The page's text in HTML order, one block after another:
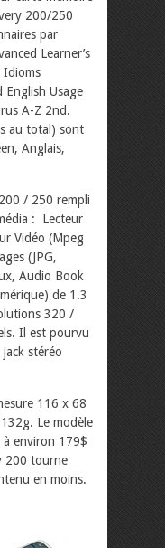
200/250
par
Learner’s
Idioms
Usage
A-Z 2nd.
au total) sont
Anglais,
/ 250 rempli
: Lecteur
Vidéo (Mpeg
(JPG,
Audio Book
de 1.3
320 /
Il est pourvu
stéréo
116 x 68
Le modèle
à environ 179$
200 tourne
en moins.